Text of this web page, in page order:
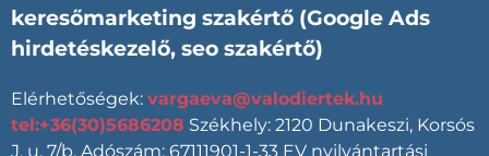
keresőmarketing szakértő (Google Ads
hirdetéskezelő, seo szakértő)
Elérhetőségek: vargaeva@valodiertek.hu
tel:+36(30)5686208 Székhely: 2120 Dunakeszi, Korsós
J. u. 7/b. Adószám: 67111901-1-33 EV nyilvántartási